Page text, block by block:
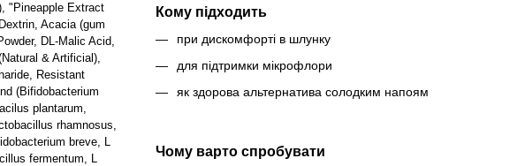
"Pineapple Extract
Acacia (gum
DL-Malic Acid,
& Artificial),
Resistant
(Bifidobacterium
plantarum,
rhamnosus,
breve, L
fermentum, L
Кому підходить
при дискомфорті в шлунку
для підтримки мікрофлори
як здорова альтернатива солодким напоям
Чому варто спробувати